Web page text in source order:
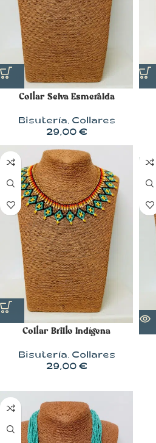
Collar Selva Esmeralda
Bisutería, Collares
29,00 €
Collar Brillo Indígena
Bisutería, Collares
29,00 €